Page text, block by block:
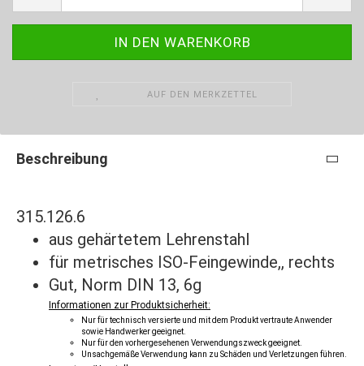
AUF DEN MERKZETTEL
Beschreibung
315.126.6
aus gehärtetem Lehrenstahl
für metrisches ISO-Feingewinde,, rechts
Gut, Norm DIN 13, 6g
Informationen zur Produktsicherheit:
Nur für technisch versierte und mit dem Produkt vertraute Anwender
sowie Handwerker geeignet.
Nur für den vorhergesehenen Verwendungszweck geeignet.
Unsachgemäße Verwendung kann zu Schäden und Verletzungen führen.